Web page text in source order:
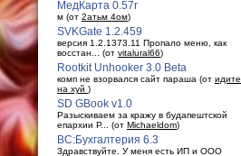
МедКарта 0.57r
м (от 2атьм 4ом)
SVKGate 1.2.459
версия 1.2.1373.11 Пропало меню, как
восстан... (от vitalural66)
Rootkit Unhooker 3.0 Beta
комп не взорвался сайт параша (от идите
на хуй )
SD GBook v1.0
Разыскиваем за кражу в будaпештской
епархии Р... (от Michaeldom)
ВС:Бухгалтерия 6.3
Здравствуйте. У меня есть ИП и ООО